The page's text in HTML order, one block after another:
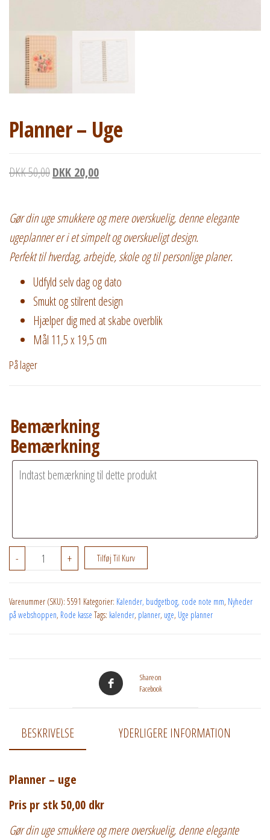
Planner – Uge
DKK50,00Den oprindelige pris var: DKK 50,00.
DKK 20,00Den aktuelle pris er: DKK 20,00.
Gør din uge smukkere og mere overskuelig, denne elegante
ugeplanner er i et simpelt og overskueligt design.
Perfekt til hverdag, arbejde, skole og til personlige planer.
Udfyld selv dag og dato
Smukt og stilrent design
Hjælper dig med at skabe overblik
Mål 11,5 x 19,5 cm
På lager
Bemærkning
Bemærkning
- Planner - Uge antal
+ Tilføj Til Kurv
Varenummer (SKU): 5591 Kategorier: Kalender, budgetbog, code note mm, Nyheder
på webshoppen, Rode kasse Tags: kalender, planner, uge, Uge planner
Share on
Facebook
BESKRIVELSE YDERLIGERE INFORMATION
Planner – uge
Pris pr stk 50,00 dkr
Gør din uge smukkere og mere overskuelig, denne elegante